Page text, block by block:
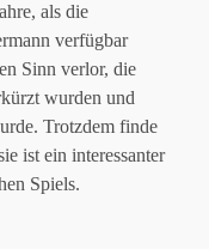
als die
verfügbar
Sinn verlor, die
wurden und
Trotzdem finde
ist ein interessanter
Spiels.